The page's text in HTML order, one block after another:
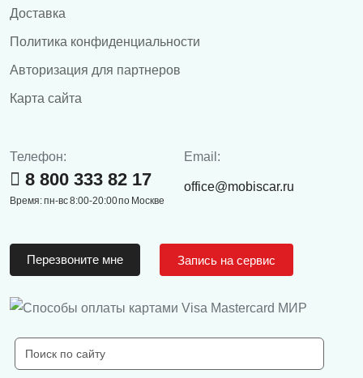
Доставка
Политика конфиденциальности
Авторизация для партнеров
Карта сайта
Телефон:
8 800 333 82 17
Время: пн-вс 8:00-20:00 по Москве
Email:
office@mobiscar.ru
Перезвоните мне Запись на сервис